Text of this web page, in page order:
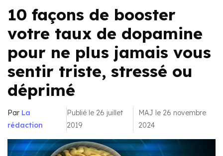
10 façons de booster
votre taux de dopamine
pour ne plus jamais vous
sentir triste, stressé ou
déprimé
Par La
rédaction
Publié le 26 juillet
2019
MAJ le 26 novembre
2024